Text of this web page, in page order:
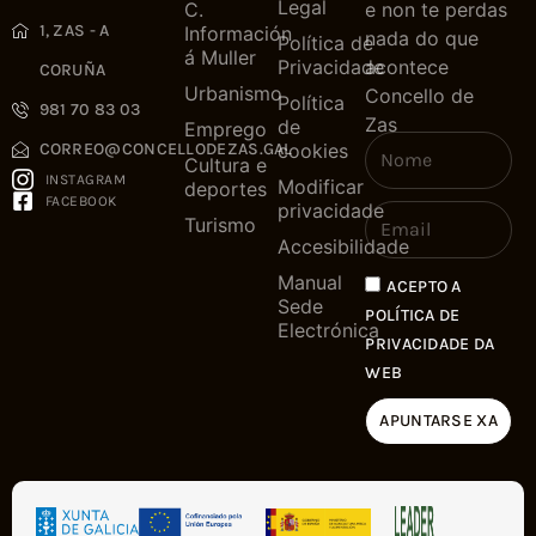
1, ZAS - A
CORUÑA
981 70 83 03
CORREO@CONCELLODEZAS.GAL
INSTAGRAM
FACEBOOK
C.
Información
á Muller
Urbanismo
Emprego
Cultura e
deportes
Turismo
Legal
Política de
Privacidade
Política
de
cookies
Modificar
privacidade
Accesibilidade
Manual
Sede
Electrónica
e non te perdas
nada do que
acontece
Concello de
Zas
ACEPTO A
POLÍTICA DE
PRIVACIDADE DA
WEB
APUNTARSE XA